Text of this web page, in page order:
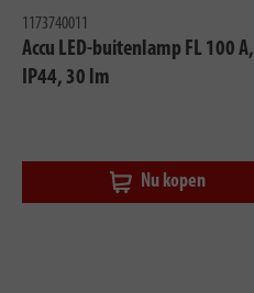
1173740011
Accu LED-buitenlamp FL 100 A,
IP44, 30 lm
Nu kopen